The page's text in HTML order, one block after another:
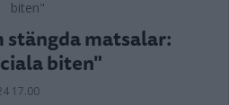
stängda matsalar:
biten"
17.00